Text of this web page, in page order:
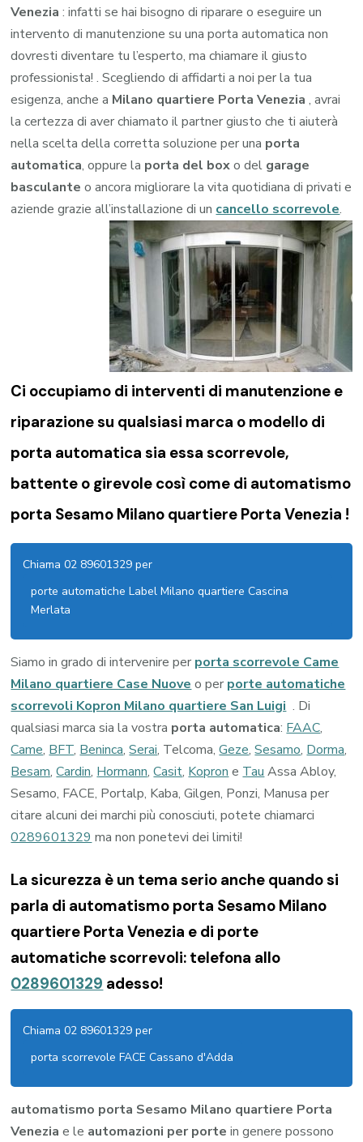
Venezia : infatti se hai bisogno di riparare o eseguire un
intervento di manutenzione su una porta automatica non
dovresti diventare tu l’esperto, ma chiamare il giusto
professionista! . Scegliendo di affidarti a noi per la tua
esigenza, anche a Milano quartiere Porta Venezia, avrai
la certezza di aver chiamato il partner giusto che ti aiuterà
nella scelta della corretta soluzione per una porta
automatica, oppure la porta del boxo del garage
basculante o ancora migliorare la vita quotidiana di privati e
aziende grazie all’installazione di un cancello scorrevole.
Ci occupiamo di interventi di manutenzione e
riparazione su qualsiasi marca o modello di
porta automatica sia essa scorrevole,
battente o girevole così come di automatismo
porta Sesamo Milano quartiere Porta Venezia !
Chiama 02 89601329 per
porte automatiche Label Milano quartiere Cascina
Merlata
Siamo in grado di intervenire per porta scorrevole Came
Milano quartiere Case Nuoveo per porte automatiche
scorrevoli Kopron Milano quartiere San Luigi . Di
qualsiasi marca sia la vostra porta automatica:FAAC,
Came,BFT,Beninca,Serai, Telcoma,Geze,Sesamo,Dorma,
Besam,Cardin,Hormann,Casit,KoproneTauAssa Abloy,
Sesamo, FACE, Portalp, Kaba, Gilgen, Ponzi, Manusa per
citare alcuni dei marchi più conosciuti, potete chiamarci
0289601329ma non ponetevi dei limiti!
La sicurezza è un tema serio anche quando si
parla di automatismo porta Sesamo Milano
quartiere Porta Venezia e di porte
automatiche scorrevoli: telefona allo
0289601329 adesso!
Chiama 02 89601329 per
porta scorrevole FACE Cassano d'Adda
automatismo porta Sesamo Milano quartiere Porta
Veneziae le automazioni per portein genere possono